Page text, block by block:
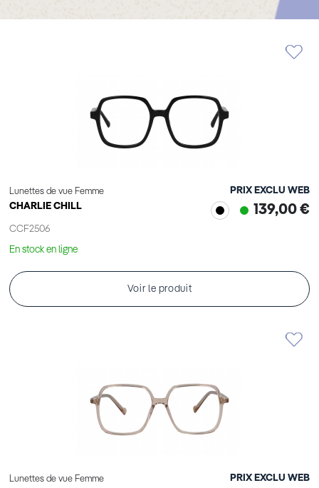
Lunettes de vue Femme
CHARLIE CHILL
CCF2506
PRIX EXCLU WEB
139,00 €
En stock en ligne
Voir le produit
Lunettes de vue Femme PRIX EXCLU WEB